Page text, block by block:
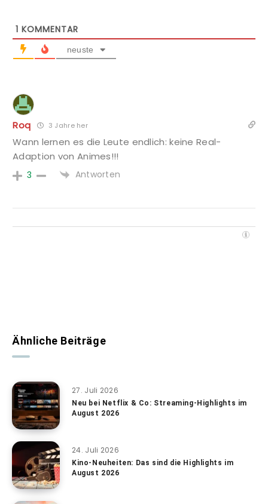
1 KOMMENTAR
neuste
Roq 3 Jahre her
Wann lernen es die Leute endlich: keine Real-
Adaption von Animes!!!
3 Antworten
Ähnliche Beiträge
27. Juli 2026
Neu bei Netflix & Co: Streaming-Highlights im
August 2026
24. Juli 2026
Kino-Neuheiten: Das sind die Highlights im
August 2026